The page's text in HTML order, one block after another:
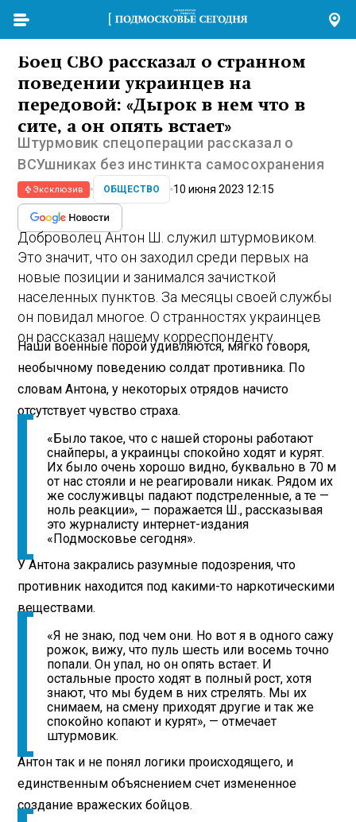
Боец СВО рассказал о странном
поведении украинцев на
передовой: «Дырок в нем что в
сите, а он опять встает»
Штурмовик спецоперации рассказал о
ВСУшниках без инстинкта самосохранения
Эксклюзив ОБЩЕСТВО 10 июня 2023 12:15
Доброволец Антон Ш. служил штурмовиком.
Это значит, что он заходил среди первых на
новые позиции и занимался зачисткой
населенных пунктов. За месяцы своей службы
он повидал многое. О странностях украинцев
он рассказал нашему корреспонденту.
Наши военные порой удивляются, мягко говоря,
необычному поведению солдат противника. По
словам Антона, у некоторых отрядов начисто
отсутствует чувство страха.
«Было такое, что с нашей стороны работают
снайперы, а украинцы спокойно ходят и курят.
Их было очень хорошо видно, буквально в 70 м
от нас стояли и не реагировали никак. Рядом их
же сослуживцы падают подстреленные, а те —
ноль реакции», — поражается Ш., рассказывая
это журналисту интернет-издания
«Подмосковье сегодня».
У Антона закрались разумные подозрения, что
противник находится под какими-то наркотическими
веществами.
«Я не знаю, под чем они. Но вот я в одного сажу
рожок, вижу, что пуль шесть или восемь точно
попали. Он упал, но он опять встает. И
остальные просто ходят в полный рост, хотя
знают, что мы будем в них стрелять. Мы их
снимаем, на смену приходят другие и так же
спокойно копают и курят», — отмечает
штурмовик.
Антон так и не понял логики происходящего, и
единственным объяснением счет измененное
создание вражеских бойцов.